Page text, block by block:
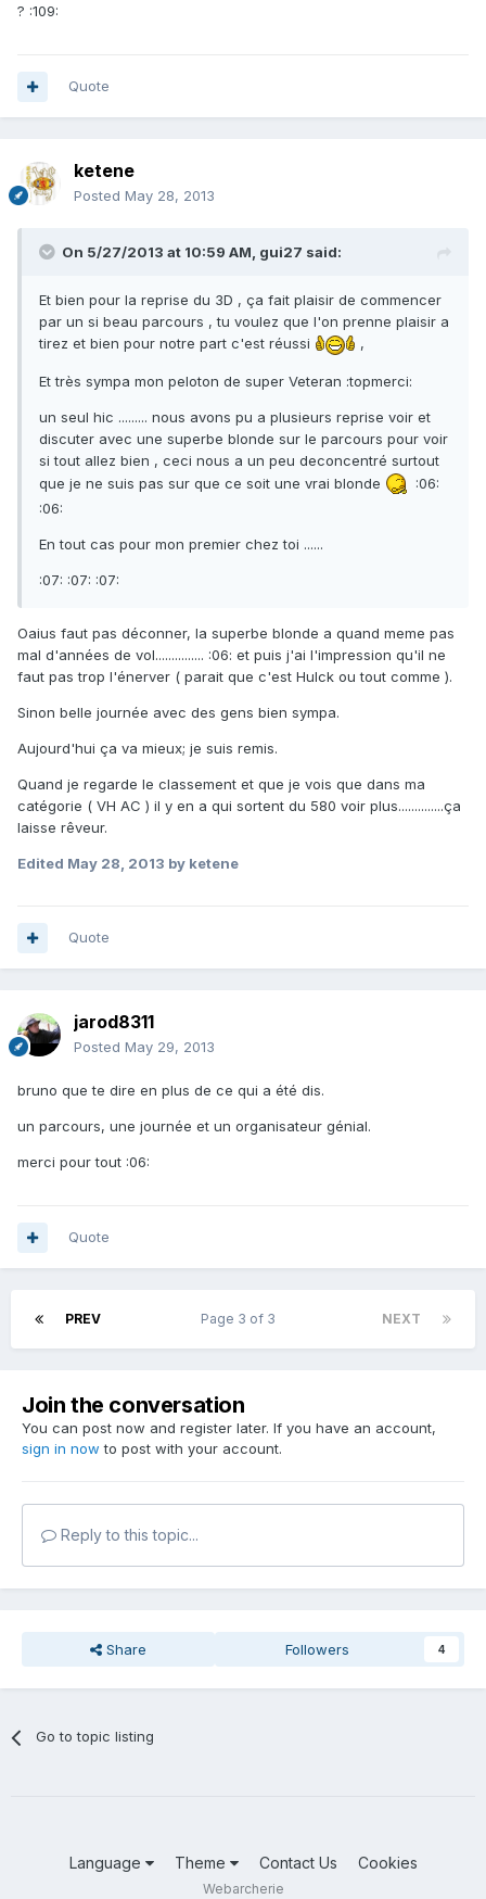
? :109:
Quote
ketene
Posted May 28, 2013
On 5/27/2013 at 10:59 AM, gui27 said:
Et bien pour la reprise du 3D , ça fait plaisir de commencer
par un si beau parcours , tu voulez que l'on prenne plaisir a
tirez et bien pour notre part c'est réussi
,
Et très sympa mon peloton de super Veteran :topmerci:
un seul hic ......... nous avons pu a plusieurs reprise voir et
discuter avec une superbe blonde sur le parcours pour voir
si tout allez bien , ceci nous a un peu deconcentré surtout
que je ne suis pas sur que ce soit une vrai blonde
:06:
:06:
En tout cas pour mon premier chez toi ......
:07: :07: :07:
Oaius faut pas déconner, la superbe blonde a quand meme pas
mal d'années de vol............... :06: et puis j'ai l'impression qu'il ne
faut pas trop l'énerver ( parait que c'est Hulck ou tout comme ).
Sinon belle journée avec des gens bien sympa.
Aujourd'hui ça va mieux; je suis remis.
Quand je regarde le classement et que je vois que dans ma
catégorie ( VH AC ) il y en a qui sortent du 580 voir plus..............ça
laisse rêveur.
Edited May 28, 2013 by ketene
Quote
jarod8311
Posted May 29, 2013
bruno que te dire en plus de ce qui a été dis.
un parcours, une journée et un organisateur génial.
merci pour tout :06:
Quote
PREV NEXT
Page 3 of 3
Join the conversation
You can post now and register later. If you have an account,
sign in now to post with your account.
Reply to this topic...
Share Followers 4
Go to topic listing
Language Theme Contact Us Cookies
Webarcherie